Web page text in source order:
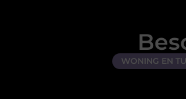
WONING EN